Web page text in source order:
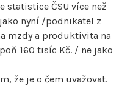
statistice ČSU více než
nyní /podnikatel z
mzdy a produktivita na
160 tisíc Kč. / ne jako
že je o čem uvažovat.